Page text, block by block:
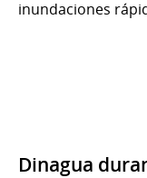
inundaciones
Dinagua